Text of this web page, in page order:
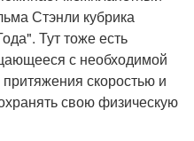
Стэнли кубрика
Тут тоже есть
с необходимой
скоростью и
свою физическую